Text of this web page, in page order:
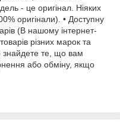
- це оригінал. Ніяких
оригінали). • Доступну
(В нашому інтернет-
різних марок та
знайдете те, що вам
або обміну, якщо